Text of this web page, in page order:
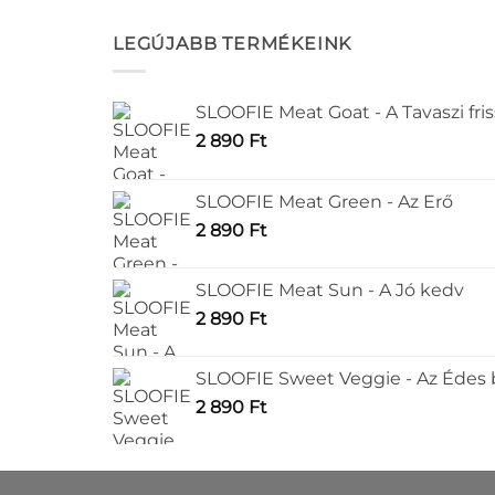
ki
LEGÚJABB TERMÉKEINK
SLOOFIE Meat Goat - A Tavaszi
2 890 Ft
SLOOFIE Meat Green - Az Erő
2 890 Ft
SLOOFIE Meat Sun - A Jó kedv
2 890 Ft
SLOOFIE Sweet Veggie - Az
2 890 Ft